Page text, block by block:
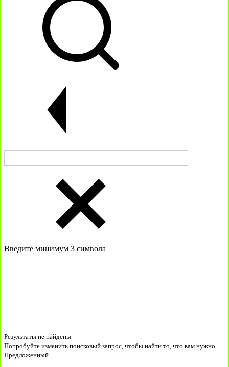
Введите минимум 3 символа
Результаты не найдены
Попробуйте изменить поисковый запрос, чтобы найти то, что вам нужно.
Предложенный